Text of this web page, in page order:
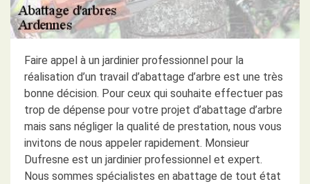
Faire appel à un jardinier professionnel pour la
réalisation d’un travail d’abattage d’arbre est une très
bonne décision. Pour ceux qui souhaite effectuer pas
trop de dépense pour votre projet d’abattage d’arbre
mais sans négliger la qualité de prestation, nous vous
invitons de nous appeler rapidement. Monsieur
Dufresne est un jardinier professionnel et expert.
Nous sommes spécialistes en abattage de tout état